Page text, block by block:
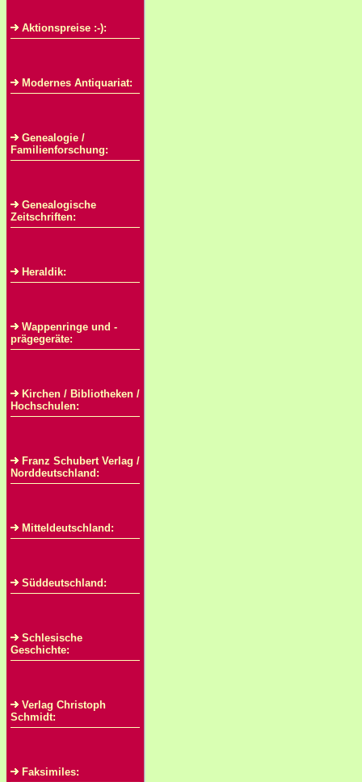
Aktionspreise :-):
Modernes Antiquariat:
Genealogie /
Familienforschung:
Genealogische
Zeitschriften:
Heraldik:
Wappenringe und -
prägegeräte:
Kirchen / Bibliotheken /
Hochschulen:
Franz Schubert Verlag /
Norddeutschland:
Mitteldeutschland:
Süddeutschland:
Schlesische
Geschichte:
Verlag Christoph
Schmidt:
Faksimiles: